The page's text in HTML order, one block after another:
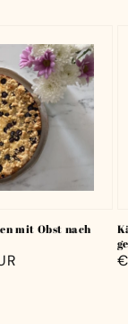
mit Obst nach